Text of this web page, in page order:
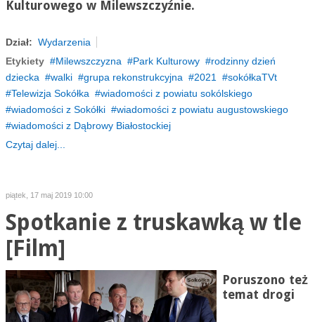
Kulturowego w Milewszczyźnie.
Dział: Wydarzenia
Etykiety
Milewszczyzna Park Kulturowy
rodzinny dzień
dziecka
walki grupa rekonstrukcyjna 2021
sokółkaTVt
Telewizja Sokółka
wiadomości z powiatu sokólskiego
wiadomości z Sokółki
wiadomości z powiatu augustowskiego
wiadomości z Dąbrowy Białostockiej
Czytaj dalej...
piątek, 17 maj 2019 10:00
Spotkanie z truskawką w tle
[Film]
Poruszono też
temat drogi